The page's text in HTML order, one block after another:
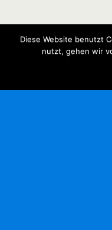
Diese Website benutzt
nutzt, gehen wir